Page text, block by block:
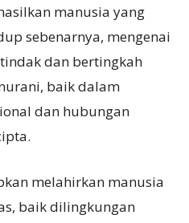
manusia yang
sebenarnya, mengenai
dan bertingkah
baik dalam
dan hubungan
melahirkan manusia
baik dilingkungan